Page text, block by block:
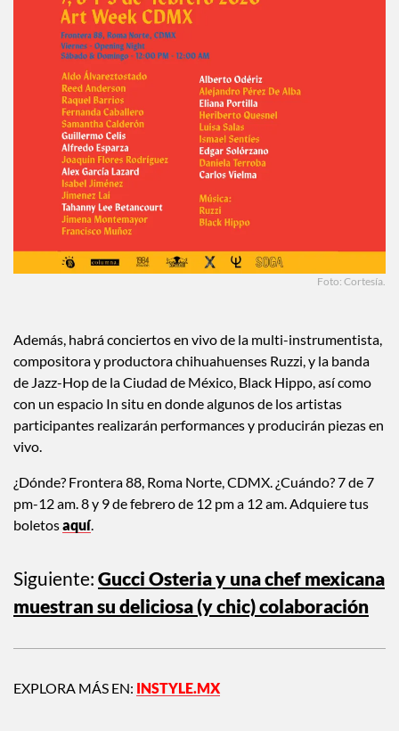
Foto: Cortesía.
Además, habrá conciertos en vivo de la multi-instrumentista,
compositora y productora chihuahuenses Ruzzi, y la banda
de Jazz-Hop de la Ciudad de México, Black Hippo, así como
con un espacio In situ en donde algunos de los artistas
participantes realizarán performances y producirán piezas en
vivo.
¿Dónde? Frontera 88, Roma Norte, CDMX. ¿Cuándo? 7 de 7
pm-12 am. 8 y 9 de febrero de 12 pm a 12 am. Adquiere tus
boletosaquí.
Siguiente: Gucci Osteria y una chef mexicana
muestran su deliciosa (y chic) colaboración
EXPLORA MÁS EN: INSTYLE.MX